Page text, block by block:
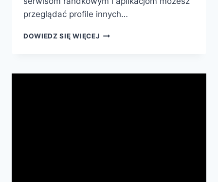
przeglądać profile innych…
DOWIEDZ SIĘ WIĘCEJ DARMOWE
MIŁOŚĆ